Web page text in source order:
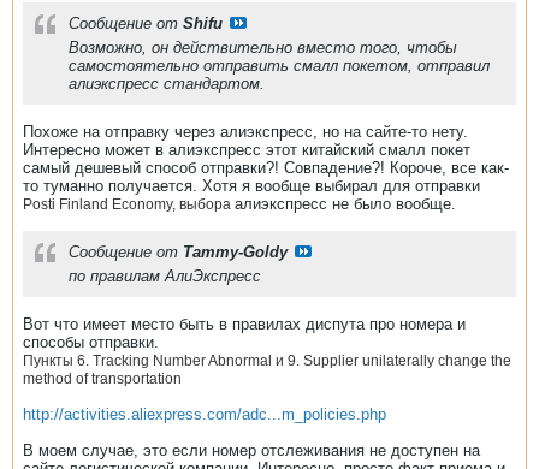
Сообщение от Shifu
Возможно, он действительно вместо того, чтобы
самостоятельно отправить смалл покетом, отправил
алиэкспресс стандартом.
Похоже на отправку через алиэкспресс, но на сайте-то нету.
Интересно может в алиэкспресс этот китайский смалл покет
самый дешевый способ отправки?! Совпадение?! Короче, все как-
то туманно получается. Хотя я вообще выбирал для отправки
Posti Finland Economy, выбора алиэкспресс не было вообще
Сообщение от Tammy-Goldy
по правилам АлиЭкспресс
Вот что имеет место быть в правилах диспута про номера и
способы отправки.
Пункты 6. Tracking Number Abnormal и 9. Supplier unilaterally change the
method of transportation
http://activities.aliexpress.com/adc...m_policies.php
В моем случае, это если номер отслеживания не доступен на